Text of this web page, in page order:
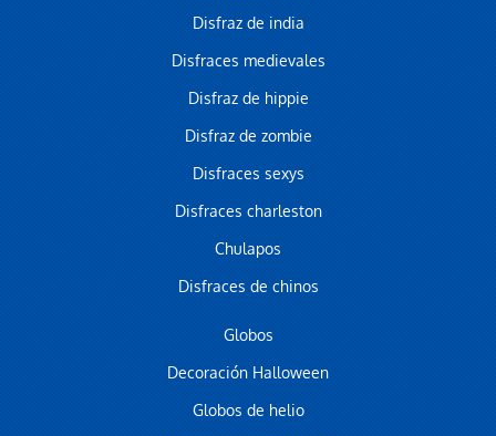
Disfraz de india
Disfraces medievales
Disfraz de hippie
Disfraz de zombie
Disfraces sexys
Disfraces charleston
Chulapos
Disfraces de chinos
Globos
Decoración Halloween
Globos de helio